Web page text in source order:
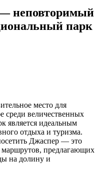
неповторимый
парк
место для
среди величественных
является идеальным
отдыха и туризма.
Джаспер — это
маршрутов, предлагающих
на долину и